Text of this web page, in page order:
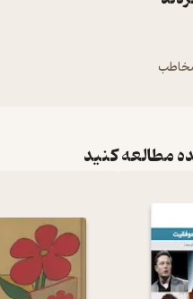
مطالعه کنید